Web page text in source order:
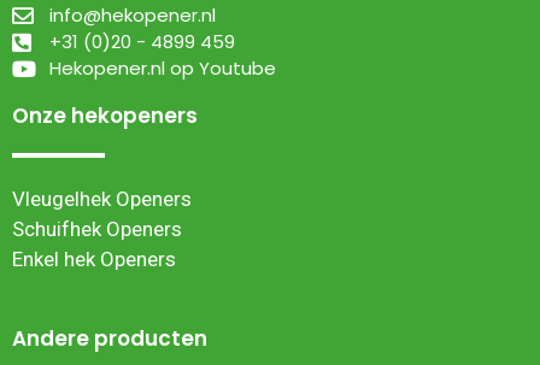
info@hekopener.nl
+31 (0)20 - 4899 459
Hekopener.nl op Youtube
Onze hekopeners
Vleugelhek Openers
Schuifhek Openers
Enkel hek Openers
Andere producten